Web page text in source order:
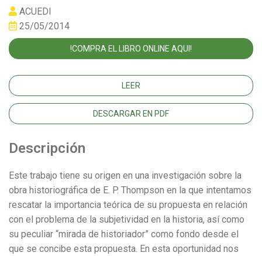
ACUEDI
25/05/2014
!COMPRA EL LIBRO ONLINE AQUI!
LEER
DESCARGAR EN PDF
Descripción
Este trabajo tiene su origen en una investigación sobre la
obra historiográfica de E. P. Thompson en la que intentamos
rescatar la importancia teórica de su propuesta en relación
con el problema de la subjetividad en la historia, así como
su peculiar “mirada de historiador” como fondo desde el
que se concibe esta propuesta. En esta oportunidad nos